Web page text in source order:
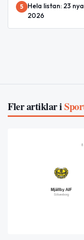
5
Hela listan: 23
2026
Fler artiklar i